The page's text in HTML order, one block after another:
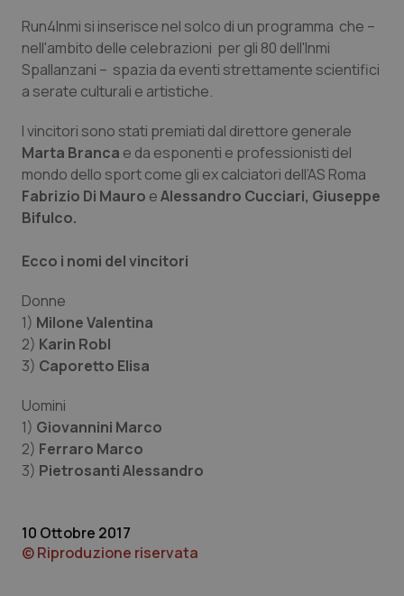
Liguria
Lombardia
Marche
Molise
Piemonte
Provincia Autonoma di Bolzano
Provincia Autonoma di Trento
Puglia
Sardegna
Sicilia
Umbria
Disturbi dell’umore
Dolore
Donna & Salute
Epatiti
HIV
Infezioni & Febbre
Ipertensione & Scompenso
Malattie rare
Malattia di Crohn & Rettocolite Ulcerosa
Neuroscienze & patologie neurodegenerative
Oftalmologia
Run4Inmi si inserisce nel solco di un programma che –
nell'ambito delle celebrazioni per gli 80 dell'Inmi
Spallanzani – spazia da eventi strettamente scientifici
a serate culturali e artistiche.
I vincitori sono stati premiati dal direttore generale
Marta Branca e da esponenti e professionisti del
mondo dello sport come gli ex calciatori dell’AS Roma
Fabrizio Di Mauro eAlessandro Cucciari, Giuseppe
Bifulco.
Ecco i nomi del vincitori
Donne
1) Milone Valentina
2) Karin Robl
3) Caporetto Elisa
Uomini
1) Giovannini Marco
2) Ferraro Marco
3) Pietrosanti Alessandro
10 Ottobre 2017
© Riproduzione riservata